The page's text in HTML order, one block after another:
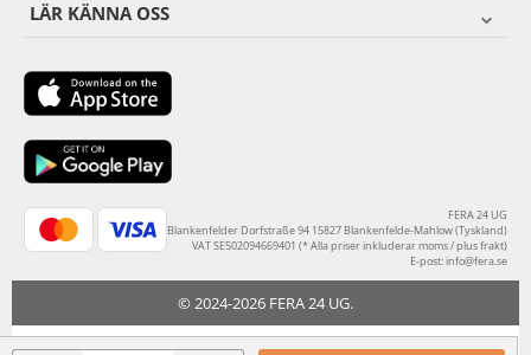
LÄR KÄNNA OSS
FERA 24 UG
Blankenfelder Dorfstraße 94 15827 Blankenfelde-Mahlow (Tyskland)
VAT SE502094669401 (* Alla priser inkluderar moms / plus frakt)
E-post:info@fera.se
© 2024-2026 FERA 24 UG.
FERA INTERNATIONAL: